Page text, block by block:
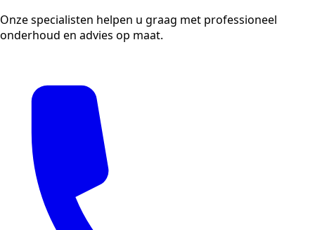
Onze specialisten helpen u graag met professioneel
onderhoud en advies op maat.